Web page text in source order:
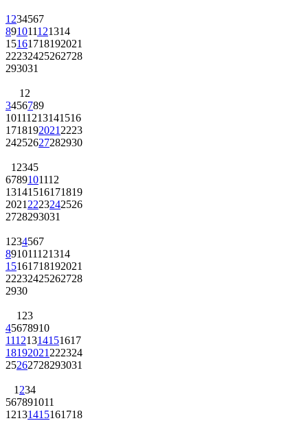
1 234567
891011121314
15161718192021
22232425262728
293031
1 2
3456789
10111213141516
1718192021 2223
24252627282930
1 2345
6789101112
13141516171819
2021 2223242526
2728293031
1 234567
891011121314
15161718192021
22232425262728
2930
1 23
45678910
11121314151617
18192021 222324
25262728293031
1 234
567891011
12131415161718